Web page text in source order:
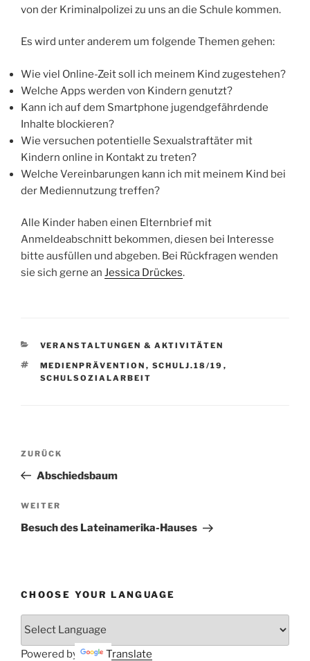
von der Kriminalpolizei zu uns an die Schule kommen.
Es wird unter anderem um folgende Themen gehen:
Wie viel Online-Zeit soll ich meinem Kind zugestehen?
Welche Apps werden von Kindern genutzt?
Kann ich auf dem Smartphone jugendgefährdende
Inhalte blockieren?
Wie versuchen potentielle Sexualstraftäter mit
Kindern online in Kontakt zu treten?
Welche Vereinbarungen kann ich mit meinem Kind bei
der Mediennutzung treffen?
Alle Kinder haben einen Elternbrief mit
Anmeldeabschnitt bekommen, diesen bei Interesse
bitte ausfüllen und abgeben. Bei Rückfragen wenden
sie sich gerne an Jessica Drückes.
KATEGORIEN
VERANSTALTUNGEN & AKTIVITÄTEN
SCHLAGWÖRTER
MEDIENPRÄVENTION , SCHULJ.18/19 ,
SCHULSOZIALARBEIT
Beitragsnavigation
Vorheriger
Beitrag
ZURÜCK
Abschiedsbaum
Nächster
Beitrag
WEITER
Besuch des Lateinamerika-Hauses
CHOOSE YOUR LANGUAGE
Powered by Translate